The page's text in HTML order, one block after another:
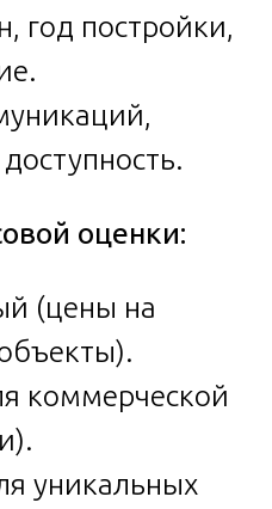
год постройки,
оценки:
(цены на
коммерческой
уникальных